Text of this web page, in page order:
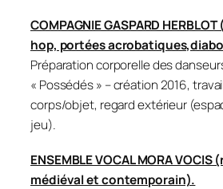
COMPAGNIE GASPARD
hop, portées
Préparation corporelle des
« Possédés » – création 2016,
corps/objet, regard extérieur
jeu).
ENSEMBLE VOCAL MORA
médiéval et contemporain).